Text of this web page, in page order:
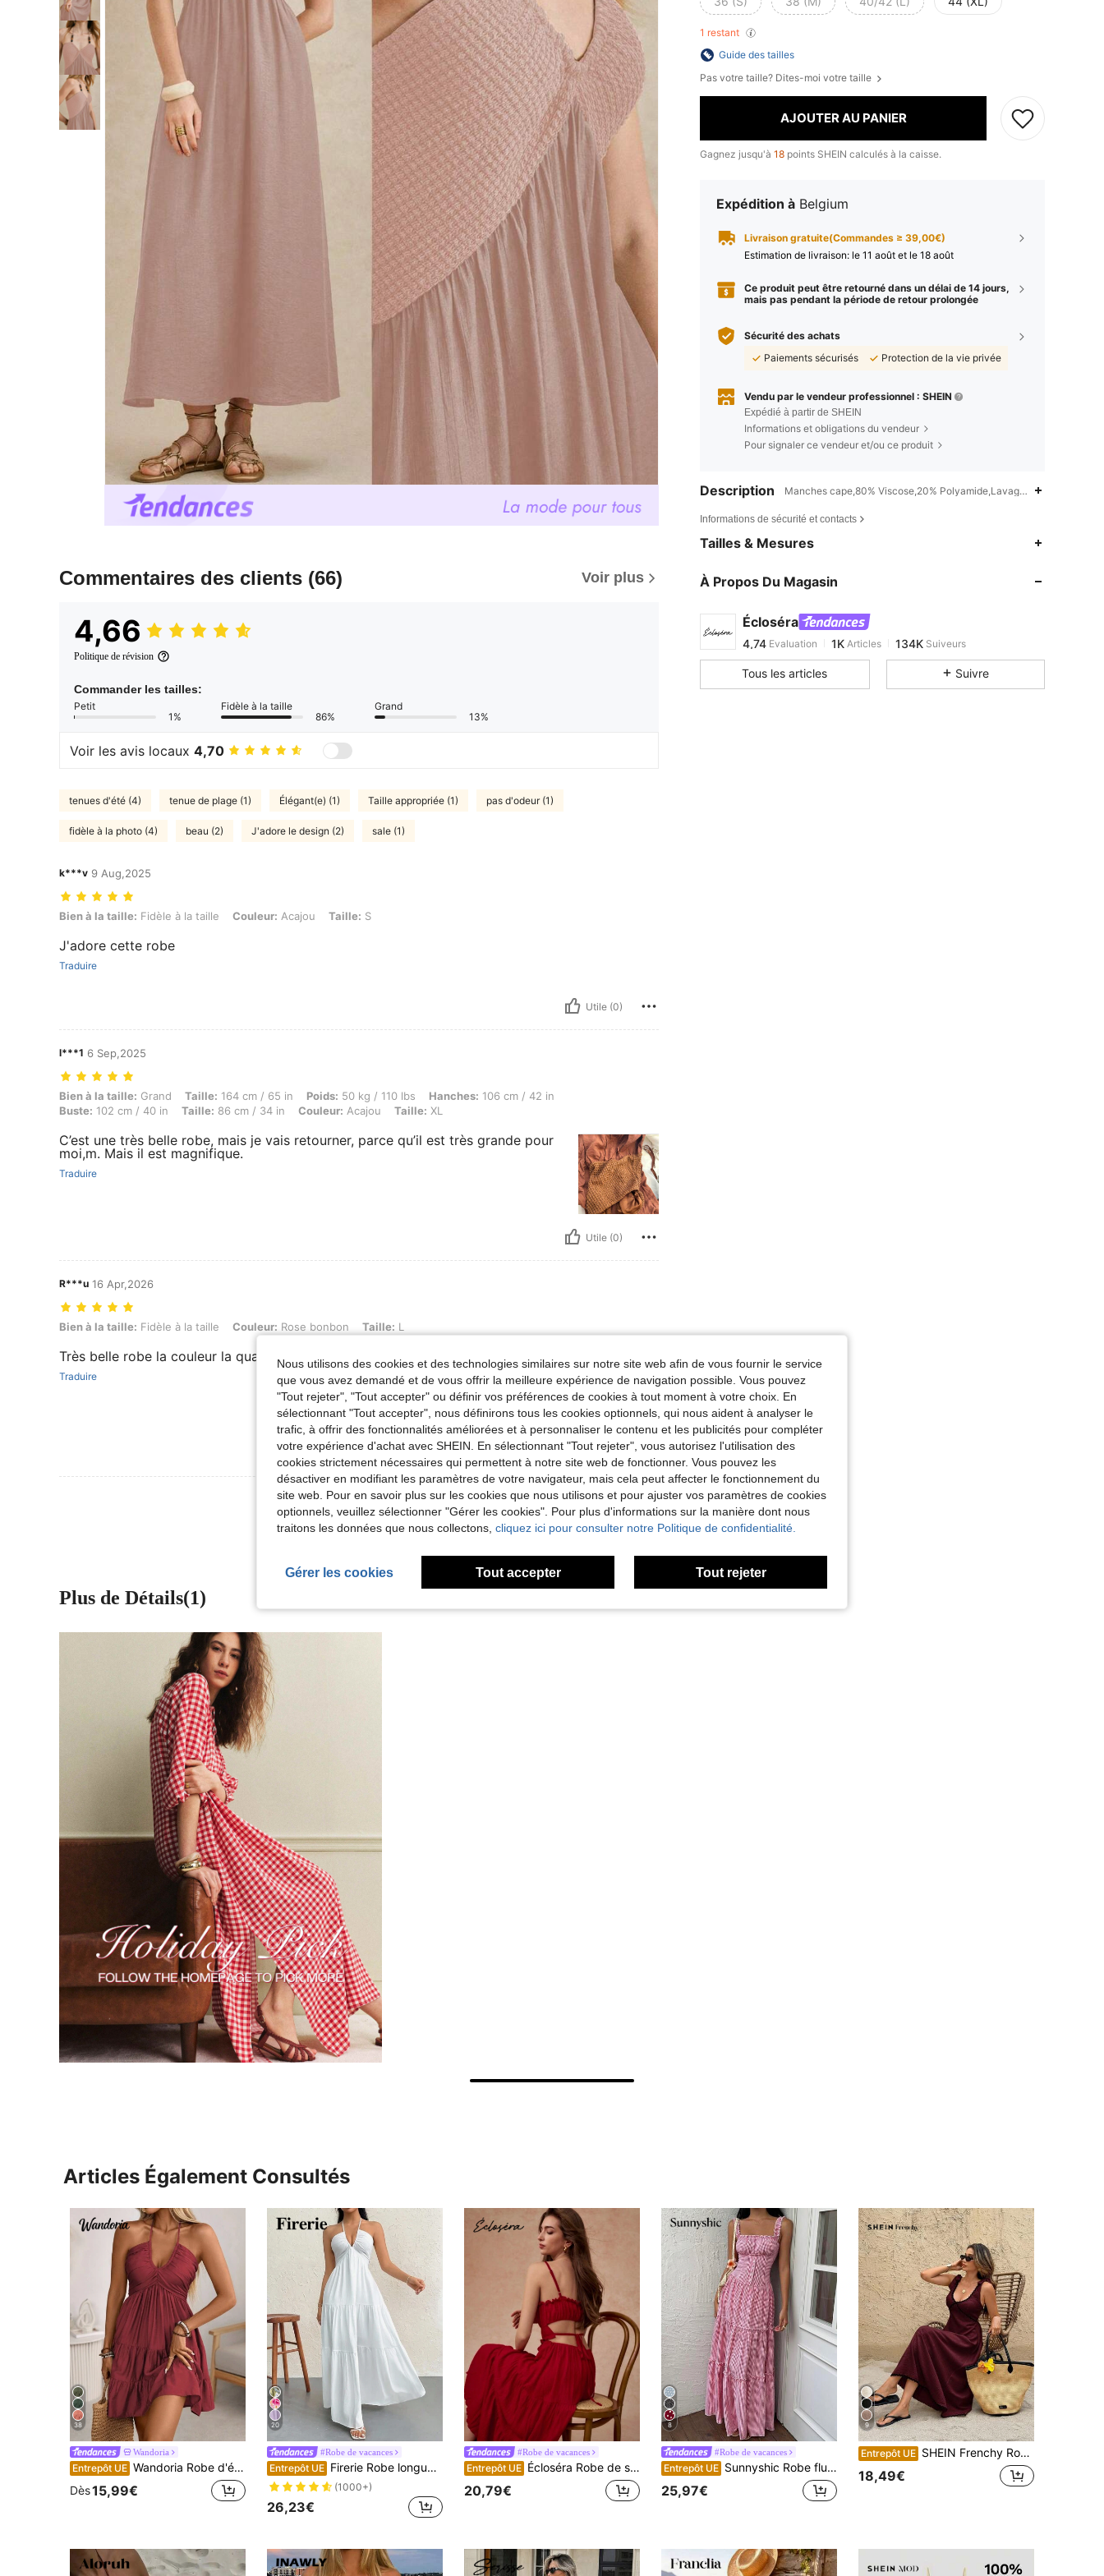
Commentaires des clients (66) Voir plus
4,66
Politique de révision
Commander les tailles:
Petit
1%
Fidèle à la taille
86%
Grand
13%
Voir les avis locaux 4,70
tenues d'été (4) tenue de plage (1) Élégant(e) (1) Taille appropriée (1) pas d'odeur (1)
fidèle à la photo (4) beau (2) J'adore le design (2) sale (1)
k***v 9 Aug,2025
Bien à la taille: Fidèle à la taille, Couleur: Acajou, Taille: S
Bien à la taille: Fidèle à la taille Couleur: Acajou Taille: S
J'adore cette robe
Traduire
Utile (0)
l***1 6 Sep,2025
Bien à la taille: Grand, Taille: 164 cm / 65 in, Poids: 50 kg / 110 lbs, Hanches: 106 cm / 42 in, Buste: 102 cm / 40 in, Taille: 86 cm / 34 in, Couleur: Acajou, Taille: XL
Bien à la taille: Grand Taille: 164 cm / 65 in Poids: 50 kg / 110 lbs Hanches: 106 cm / 42 in
Buste: 102 cm / 40 in Taille: 86 cm / 34 in Couleur: Acajou Taille: XL
C’est une très belle robe, mais je vais retourner, parce qu’il est très grande pour
moi,m. Mais il est magnifique.
Traduire
Utile (0)
R***u 16 Apr,2026
Bien à la taille: Fidèle à la taille, Couleur: Rose bonbon, Taille: L
Bien à la taille: Fidèle à la taille Couleur: Rose bonbon Taille: L
Très belle robe la couleur la qualité est très bien je recommande vivement
Traduire
Utile (1)
Voir Plus D'avis
1 restant
Guide des tailles
Pas votre taille? Dites-moi votre taille
AJOUTER AU PANIER
Gagnez jusqu'à 18 points SHEIN calculés à la caisse.
Expédition à Belgium
Livraison gratuite(Commandes ≥ 39,00€)
Estimation de livraison: le 11 août et le 18 août
Ce produit peut être retourné dans un délai de 14 jours,
mais pas pendant la période de retour prolongée
Sécurité des achats
Paiements sécurisés
Protection de la vie privée
Vendu par le vendeur professionnel : SHEIN
Expédié à partir de SHEIN
Informations et obligations du vendeur
Pour signaler ce vendeur et/ou ce produit
Description Manches cape,80% Viscose,20% Polyamide,Lavage à la main ou
Informations de sécurité et contacts
Tailles & Mesures
À Propos Du Magasin
Écloséra
4,74
1K
4,74 Evaluation 1KArticles
g***rest en train de naviguer
4,74
Tous les articles Suivre
Plus de Détails(1)
Articles Également Consultés
38
Wandoria
Entrepôt UE Wandoria Robe d'été/printemps pour femme en lin avec nœud en bambou unique, robe de plage bohème occidentale avec buste froncé, jupe étagée en forme de gâteau, coupe A-line, dos nu, col ras-du-cou réglable avec nœud, robe maxi
Dès15,99€
20
#Robe de vacances
Entrepôt UE Firerie Robe longue dos-nu en crêpe avec noeud à nouer au cou pour les occasions de mariage et de villégiature
(1000+)
26,23€
#Robe de vacances
Entrepôt UE Écloséra Robe de style élégant, sexy et chic avec bretelles fines, dos ouvert et inserts plissés. Longueur mi-longue, parfaite pour le printemps et l'été.
20,79€
8
#Robe de vacances
Entrepôt UE Sunnyshic Robe fluide, style élégant et féminin
25,97€
9
Entrepôt UE SHEIN Frenchy Robe d'été décontractée à fines bretelles et dos nu pour femmes
18,49€
Nous utilisons des cookies et des technologies similaires sur notre site web afin de vous fournir le service
que vous avez demandé et de vous offrir la meilleure expérience de navigation possible. Vous pouvez
"Tout rejeter", "Tout accepter" ou définir vos préférences de cookies à tout moment à votre choix. En
sélectionnant "Tout accepter", nous définirons tous les cookies optionnels, qui nous aident à analyser le
trafic, à offrir des fonctionnalités améliorées et à personnaliser le contenu et les publicités pour compléter
votre expérience d'achat avec SHEIN. En sélectionnant "Tout rejeter", vous autorisez l'utilisation des
cookies strictement nécessaires qui permettent à notre site web de fonctionner. Vous pouvez les
désactiver en modifiant les paramètres de votre navigateur, mais cela peut affecter le fonctionnement du
site web. Pour en savoir plus sur les cookies que nous utilisons et pour ajuster vos paramètres de cookies
optionnels, veuillez sélectionner "Gérer les cookies". Pour plus d'informations sur la manière dont nous
traitons les données que nous collectons, cliquez ici pour consulter notre Politique de confidentialité.
Gérer les cookies Tout accepter Tout rejeter